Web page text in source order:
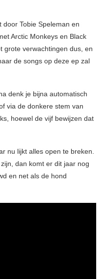
Tobie Speleman en
Arctic Monkeys en Black
grote verwachtingen dus, en
de songs op deze ep zal
denk je bijna automatisch
via de donkere stem van
hoewel de vijf bewijzen dat
nu lijkt alles open te breken.
dan komt er dit jaar nog
en net als de hond